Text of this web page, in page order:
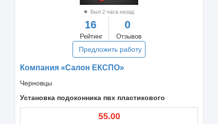
Был 2 часа назад
16
Рейтинг
0
Отзывов
Предложить работу
Компания «Салон ЕКСПО»
Черновцы
Установка подоконника пвх пластикового
55.00